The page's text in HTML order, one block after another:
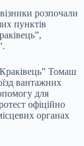
розпочали
пунктів
Томаш
вантажних
для
офіційно
органах